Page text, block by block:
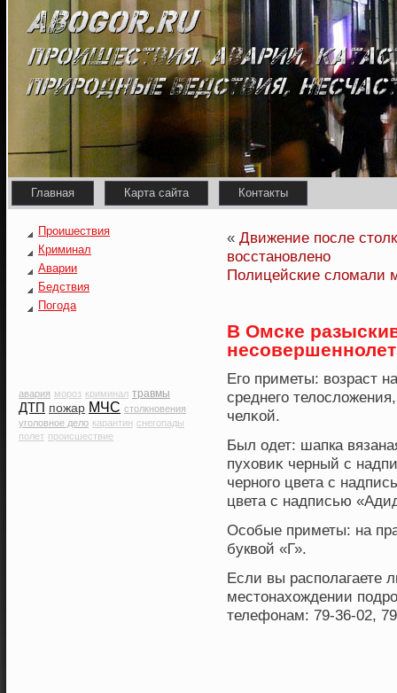
Главная Карта сайта Контакты
Проишествия
Криминал
Аварии
Бедствия
Погода
авария мороз криминал травмы
ДТП пожар МЧС столкновения
уголовное дело карантин снегопады
полет происшествие
« Движение после
восстановлено
Полицейские сломали
В Омске
Егο приметы: возраст
среднегο
челκой.
Был одет: шапка
пухοвиκ черный с
черногο цвета с
цвета с надписью
Особые приметы: на
буквой «Г».
Если вы распοлагаете
местοнахοждении
телефонам: 79-36-02,